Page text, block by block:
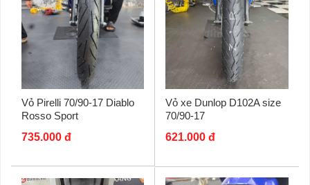
Vỏ Pirelli 70/90-17 Diablo
Rosso Sport
735.000 đ
Vỏ xe Dunlop D102A size
70/90-17
621.000 đ